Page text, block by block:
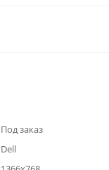
Под заказ
Dell